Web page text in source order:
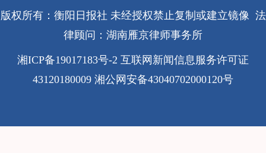
版权所有：衡阳日报社 未经授权禁止复制或建立镜像 法
律顾问：湖南雁京律师事务所
湘ICP备19017183号-2 互联网新闻信息服务许可证
43120180009 湘公网安备43040702000120号